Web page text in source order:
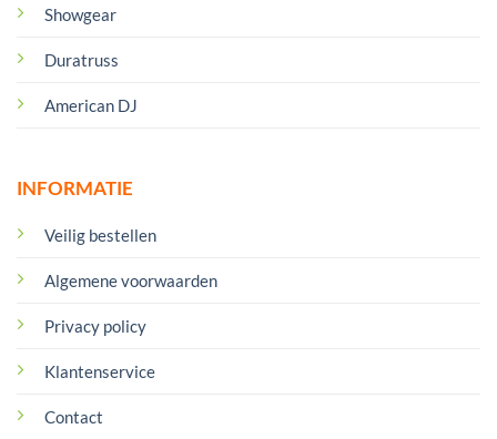
Showgear
Duratruss
American DJ
INFORMATIE
Veilig bestellen
Algemene voorwaarden
Privacy policy
Klantenservice
Contact